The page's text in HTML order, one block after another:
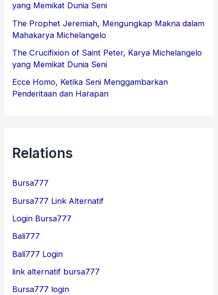
yang Memikat Dunia Seni
The Prophet Jeremiah, Mengungkap Makna dalam
Mahakarya Michelangelo
The Crucifixion of Saint Peter, Karya Michelangelo
yang Memikat Dunia Seni
Ecce Homo, Ketika Seni Menggambarkan
Penderitaan dan Harapan
Relations
Bursa777
Bursa777 Link Alternatif
Login Bursa777
Bali777
Bali777 Login
link alternatif bursa777
Bursa777 login